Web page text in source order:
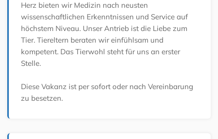
Herz bieten wir Medizin nach neusten
wissenschaftlichen Erkenntnissen und Service auf
höchstem Niveau. Unser Antrieb ist die Liebe zum
Tier. Tiereltern beraten wir einfühlsam und
kompetent. Das Tierwohl steht für uns an erster
Stelle.
Diese Vakanz ist per sofort oder nach Vereinbarung
zu besetzen.